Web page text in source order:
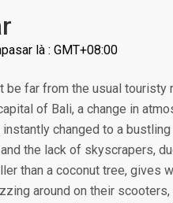
là : GMT+08:00
be far from the usual
of Bali, a change in
changed to a
the lack of skyscrapers,
than a coconut tree, gives
around on their